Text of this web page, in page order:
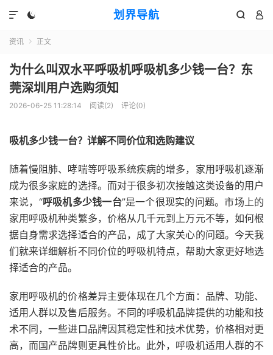
划界导航
  

资讯  正文
为什么叫双水平呼吸机呼吸机多少钱一台？东
莞深圳用户选购须知
2026-06-25 11:28:14 阅读(2) 评论(0)
吸机多少钱一台？详解不同价位和选购建议
随着慢阻肺、哮喘等呼吸系统疾病的增多，家用呼吸机逐渐
成为很多家庭的选择。而对于很多初次接触这类设备的用户
来说，“呼吸机多少钱一台”是一个很现实的问题。市场上的
家用呼吸机种类繁多，价格从几千元到上万元不等，如何根
据自身需求选择适合的产品，成了大家关心的问题。今天我
们就来详细解析不同价位的呼吸机特点，帮助大家更好地选
择适合的产品。
家用呼吸机的价格差异主要体现在几个方面：品牌、功能、
适用人群以及售后服务。不同的呼吸机品牌提供的功能和技
术不同，一些进口品牌因其稳定性和技术优势，价格相对更
高，而国产品牌则更具性价比。此外，呼吸机适用人群的不